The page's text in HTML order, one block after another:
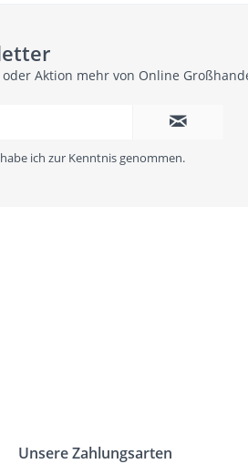
Aktion mehr von Online
habe ich zur Kenntnis genommen.
Unsere Zahlungsarten